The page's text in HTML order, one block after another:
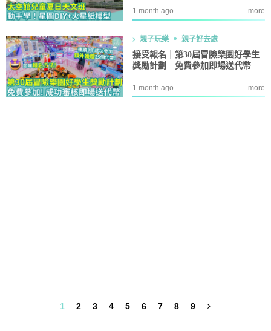
1 month ago more
親子玩樂 親子好去處
接受報名｜第30屆冒險樂園好學生
獎勵計劃 免費參加即場送代幣
1 month ago more
1 2 3 4 5 6 7 8 9